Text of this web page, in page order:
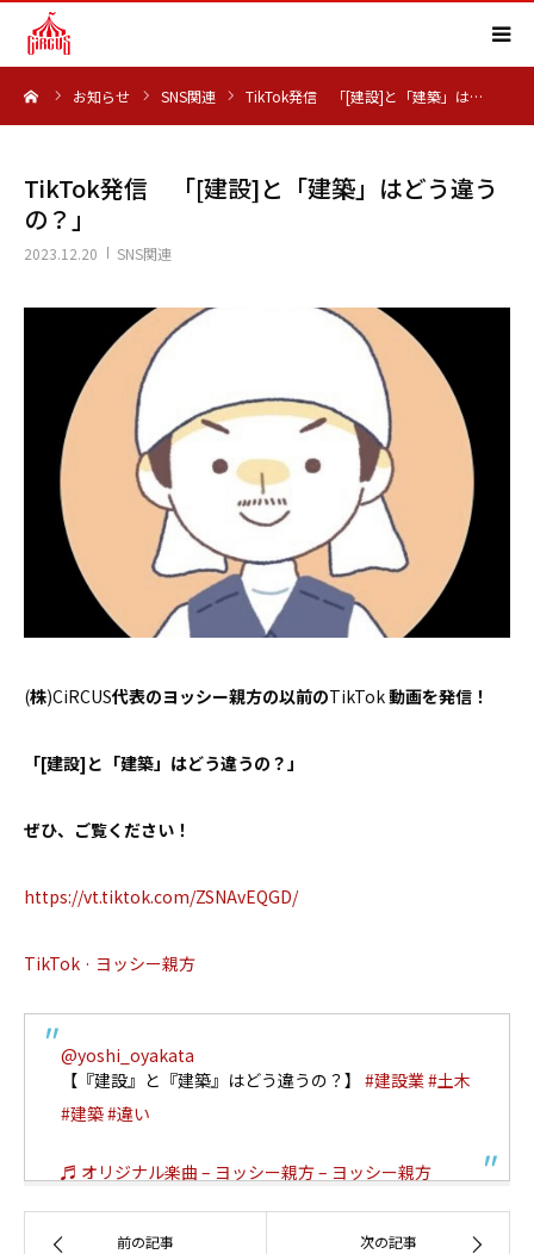
お知らせ SNS関連 TikTok発信 「[建設]と「建築」は…
TikTok発信 「[建設]と「建築」はどう違う
の？」
2023.12.20 SNS関連
(株)CiRCUS代表のヨッシー親方の以前のTikTok動画を発信！
「[建設]と「建築」はどう違うの？」
ぜひ、ご覧ください！
https://vt.tiktok.com/ZSNAvEQGD/
TikTok · ヨッシー親方
@yoshi_oyakata
【『建設』と『建築』はどう違うの？】 #建設業#土木
#建築#違い
♬ オリジナル楽曲 – ヨッシー親方 – ヨッシー親方
前の記事 次の記事
HOME
実績紹介
会社概要
求人情報
よくある質問
お問い合わせ